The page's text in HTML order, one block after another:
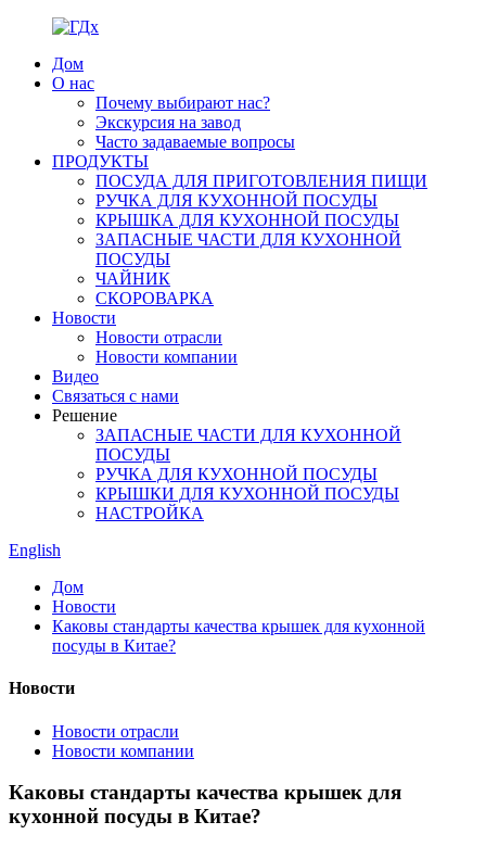
Дом
О нас
Почему выбирают нас?
Экскурсия на завод
Часто задаваемые вопросы
ПРОДУКТЫ
ПОСУДА ДЛЯ ПРИГОТОВЛЕНИЯ ПИЩИ
РУЧКА ДЛЯ КУХОННОЙ ПОСУДЫ
КРЫШКА ДЛЯ КУХОННОЙ ПОСУДЫ
ЗАПАСНЫЕ ЧАСТИ ДЛЯ КУХОННОЙ
ПОСУДЫ
ЧАЙНИК
СКОРОВАРКА
Новости
Новости отрасли
Новости компании
Видео
Связаться с нами
Решение
ЗАПАСНЫЕ ЧАСТИ ДЛЯ КУХОННОЙ
ПОСУДЫ
РУЧКА ДЛЯ КУХОННОЙ ПОСУДЫ
КРЫШКИ ДЛЯ КУХОННОЙ ПОСУДЫ
НАСТРОЙКА
English
Дом
Новости
Каковы стандарты качества крышек для кухонной
посуды в Китае?
Новости
Новости отрасли
Новости компании
Каковы стандарты качества крышек для
кухонной посуды в Китае?